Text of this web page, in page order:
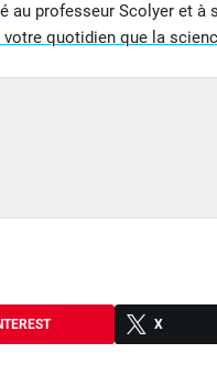
au professeur Scolyer et
quotidien que la
X